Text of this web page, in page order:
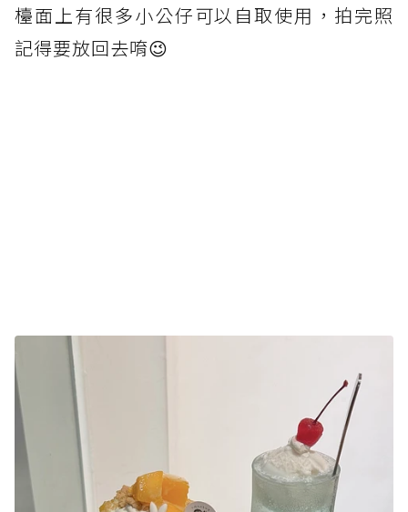
檯面上有很多小公仔可以自取使用，拍完照
記得要放回去唷😉